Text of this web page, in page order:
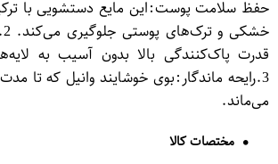
حفظ سلامت پوست:این مایع دستشویی با
قدرت پاک‌کنندگی بالا بدون آسیب به
3.رایحه ماندگار:بوی خوشایند وانیل که تا
می‌ماند.
مختصات کالا